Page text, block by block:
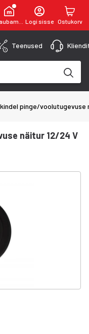
Logi sisse Ostukorv
Teenused
pinge/voolutugevuse
näitur 12/24 V